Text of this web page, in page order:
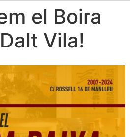
el Boira
Vila!